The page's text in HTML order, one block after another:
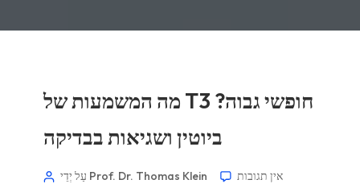
מה המשמעות של T3 חופשי גבוה?
ביוטין ושגיאות בבדיקה
עַל יְדֵי Prof. Dr. Thomas Klein אין תגובות